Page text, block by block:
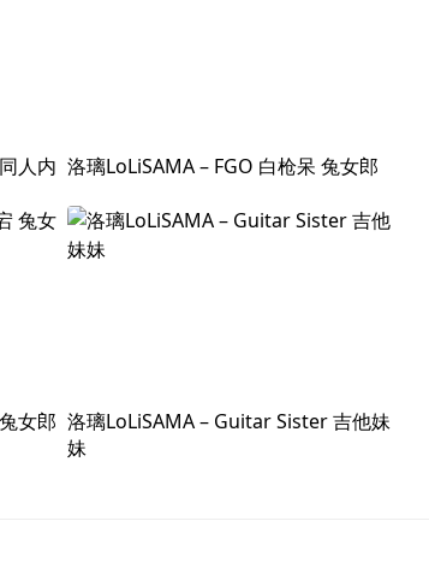
人内 洛璃LoLiSAMA – FGO 白枪呆 兔女郎
女郎 洛璃LoLiSAMA – Guitar Sister 吉他妹
妹